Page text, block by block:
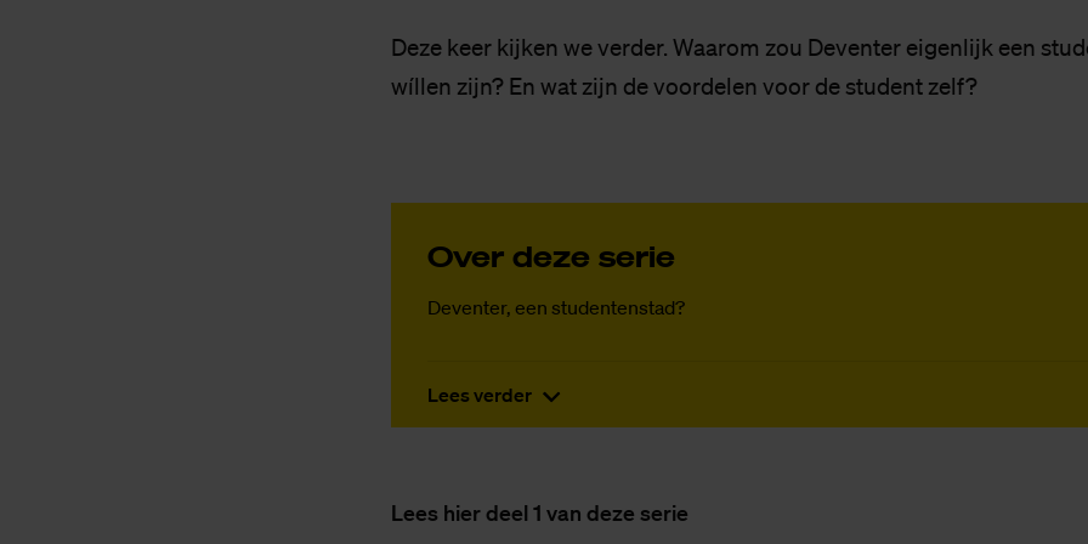
Deze keer kijken we verder. Waarom zou Deventer eigenlijk een
wíllen zijn? En wat zijn de voordelen voor de student zelf?
Over deze se­rie
Deventer, een studentenstad?
Lees verder
Lees hier deel 1 van deze se­rie